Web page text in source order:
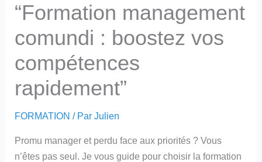
“Formation management
comundi : boostez vos
compétences
rapidement”
FORMATION / ParJulien
Promu manager et perdu face aux priorités ? Vous
n’êtes pas seul. Je vous guide pour choisir la formation